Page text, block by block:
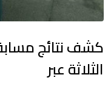
الثلاثة عبر